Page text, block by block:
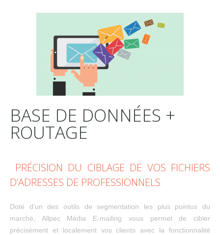
BASE DE DONNÉES +
ROUTAGE
PRÉCISION DU CIBLAGE DE VOS FICHIERS
D’ADRESSES DE PROFESSIONNELS
Doté d'un des outils de segmentation les plus pointus du
marché, Allpec Média E-mailing vous permet de cibler
précisément et localement vos clients avec la fonctionnalité